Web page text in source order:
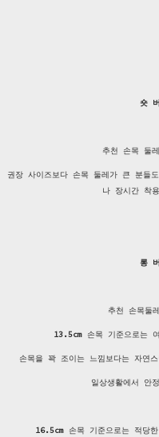
숏
추천 손목 둘
권장 사이즈보다 손목 둘레가 큰 분들
나 장시간 착
롱
추천 손목둘
13.5cm 손목 기준으로는
손목을 꽉 조이는 느낌보다는 자연
일상생활에서 안
16.5cm 손목 기준으로는 적당